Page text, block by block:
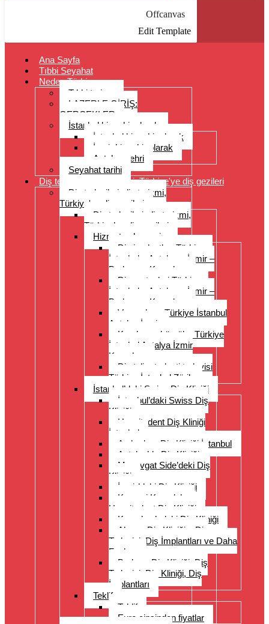
Offcanvas
Edit Template
Ana Sayfa
Tıbbi Seyahat
Neden Türkiye
Tıbbi turizm
LAZERLE GİRİŞ:
GERÇEKLER
İstanbul bir şehir olarak
İstanbul bir şehir olarak
İzmir bir şehir olarak
Antalya şehri
Seyahat tarihi
Diş tedavileri, diş turizmi, Türkiye'ye diş gezileri
Diş tedavileri, diş turizmi,
Türkiye'ye diş gezileri
Diş tedavileri, diş turizmi,
Türkiye’ye diş gezileri
Hizmet yelpazesi
Diş implantları Türkiye –
İstanbul – Antalya – İzmir –
Bodrum – Kuşadası
Diş protezleri Türkiye –
İstanbul – Antalya – İzmir –
Bodrum – Kuşadası
Veneerler – Türkiye İstanbul
Antalya İzmir
Kronlar ve köprüler Türkiye
İstanbul Antalya İzmir
Kuşadası
Diş teli ortodonti tedavisi
Türkiye İstanbul Zürih
İstanbul’daki Swiss Diş Kliniği
İstanbul’daki Swiss Diş
Kliniği
Hospitadent Diş Kliniği
İstanbul
Acıbadem Diş Kliniği İstanbul
Antalya’da Diş Kliniği
Manavgat Side’deki Diş
Kliniği
İzmir’deki Diş Kliniği
Kayseri Kapadokya
Hospitadent Diş Kliniği
Kuşadası’ndaki Diş Kliniği
Alanya Diş Kliniği – Diş
Tedavisi, Diş İmplantları ve Daha
Fazlası
Bodrum Diş Kliniği, Diş
Tedavisi, Diş Kliniği, Diş
İmplantları
Teklif
Teklif
Euro cinsinden fiyatlar